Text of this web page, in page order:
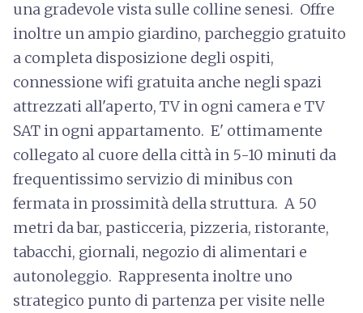
una gradevole vista sulle colline senesi. Offre
inoltre un ampio giardino, parcheggio gratuito
a completa disposizione degli ospiti,
connessione wifi gratuita anche negli spazi
attrezzati all'aperto, TV in ogni camera e TV
SAT in ogni appartamento. E' ottimamente
collegato al cuore della città in 5-10 minuti da
frequentissimo servizio di minibus con
fermata in prossimità della struttura. A 50
metri da bar, pasticceria, pizzeria, ristorante,
tabacchi, giornali, negozio di alimentari e
autonoleggio. Rappresenta inoltre uno
strategico punto di partenza per visite nelle